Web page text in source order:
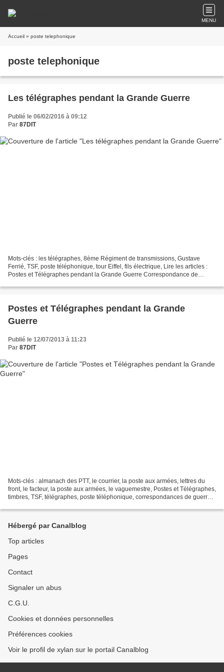
MENU
Accueil » poste telephonique
poste telephonique
Les télégraphes pendant la Grande Guerre
Publié le 06/02/2016 à 09:12
Par 87DIT
Mots-clés : les télégraphes, 8ème Régiment de transmissions, Gustave
Ferrié, TSF, poste téléphonique, tour Eiffel, fils électrique, Lire les articles :
Postes et Télégraphes pendant la Grande Guerre Correspondance de
Postes et Télégraphes pendant la Grande
Guerre
Publié le 12/07/2013 à 11:23
Par 87DIT
Mots-clés : almanach des PTT, le courrier, la poste aux armées, lettres du
front, le facteur, la poste aux armées, le vaguemestre, Postes et Télégraphes,
timbres, TSF, télégraphes, poste téléphonique, correspondances de guerre,
Hébergé par Canalblog
Top articles
Pages
Contact
Signaler un abus
C.G.U.
Cookies et données personnelles
Préférences cookies
Voir le profil de xylan sur le portail Canalblog